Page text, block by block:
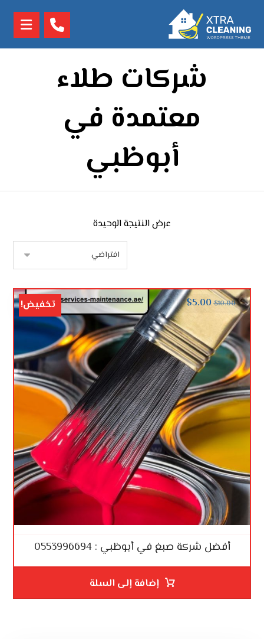
شركات طلاء
معتمدة في
أبوظبي
عرض النتيجة الوحيدة
أفضل شركة صبغ في أبوظبي : 0553996694
$10.00
$5.00 تخفيض!
إضافة إلى السلة